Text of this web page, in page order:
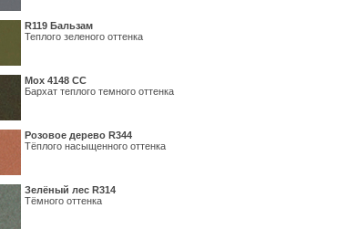
R119 Бальзам
Теплого зеленого оттенка
Мох 4148 СС
Бархат теплого темного оттенка
Розовое дерево R344
Тёплого насыщенного оттенка
Зелёный лес R314
Тёмного оттенка